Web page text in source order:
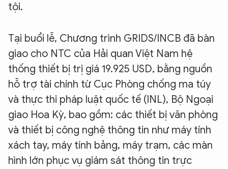
tội.
Tại buổi lễ, Chương trình GRIDS/INCB đã bàn
giao cho NTC của Hải quan Việt Nam hệ
thống thiết bị trị giá 19.925 USD, bằng nguồn
hỗ trợ tài chính từ Cục Phòng chống ma túy
và thực thi pháp luật quốc tế (INL), Bộ Ngoại
giao Hoa Kỳ, bao gồm: các thiết bị văn phòng
và thiết bị công nghệ thông tin như máy tính
xách tay, máy tính bảng, máy trạm, các màn
hình lớn phục vụ giám sát thông tin trực